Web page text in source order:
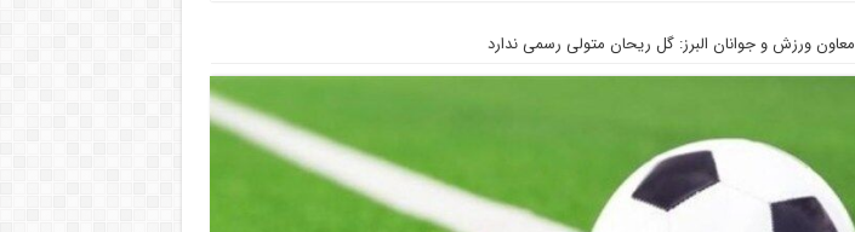
معاون ورزش و جوانان البرز: گل ریحان متولی رسمی ندارد